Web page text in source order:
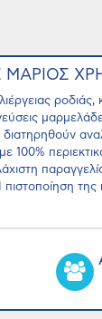
ΜΑΡΙΟΣ
με 100%
της